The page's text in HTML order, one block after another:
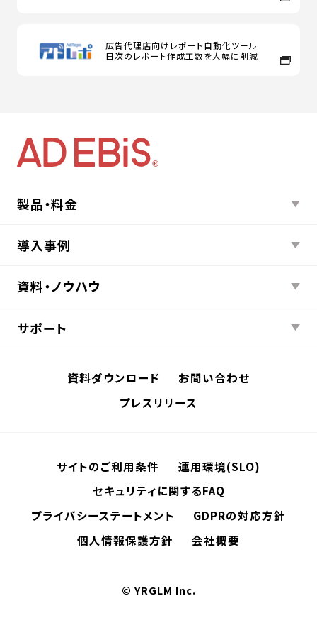
広告代理店向けレポート自動化ツール
日次のレポート作成工数を大幅に削減
製品・料金
導入事例
資料・ノウハウ
サポート
資料ダウンロード
お問い合わせ
プレスリリース
サイトのご利用条件
運用環境(SLO)
セキュリティに関するFAQ
プライバシーステートメント
GDPRの対応方針
個人情報保護方針
会社概要
© YRGLM Inc.